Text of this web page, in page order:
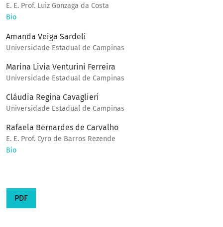
E. E. Prof. Luiz Gonzaga da Costa
Bio
Amanda Veiga Sardeli
Universidade Estadual de Campinas
Marina Livia Venturini Ferreira
Universidade Estadual de Campinas
Cláudia Regina Cavaglieri
Universidade Estadual de Campinas
Rafaela Bernardes de Carvalho
E. E. Prof. Cyro de Barros Rezende
Bio
PDF